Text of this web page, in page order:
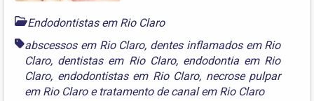
Endodontistas em Rio Claro
abscessos em Rio Claro, dentes inflamados em Rio
Claro, dentistas em Rio Claro, endodontia em Rio
Claro, endodontistas em Rio Claro, necrose pulpar
em Rio Claroe tratamento de canal em Rio Claro